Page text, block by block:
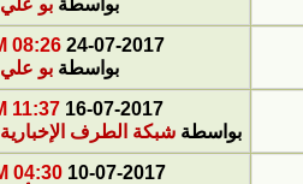
بواسطة بو علي
24-07-2017
08:26 PM
بواسطة بو علي
16-07-2017
11:37 PM
بواسطة شبكة الطرف الإخبارية
10-07-2017
04:30 AM